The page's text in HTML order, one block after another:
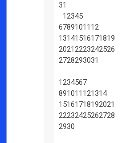
31
12345
67891011 12
13141516171819
20212223242526
2728293031
1234567
891011 121314
15161718192021
22232425262728
2930